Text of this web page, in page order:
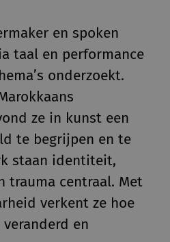
en spoken
taal en performance
onderzoekt.
ze in kunst een
te begrijpen en te
staan identiteit,
trauma centraal. Met
verkent ze hoe
en